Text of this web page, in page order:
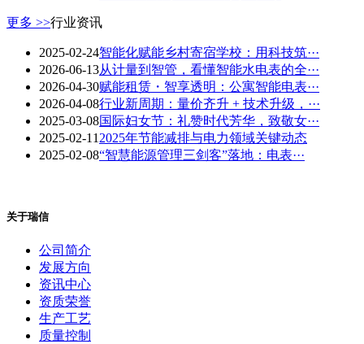
更多 >>行业资讯
2025-02-24智能化赋能乡村寄宿学校：用科技筑···
2026-06-13从计量到智管，看懂智能水电表的全···
2026-04-30赋能租赁・智享透明：公寓智能电表···
2026-04-08行业新周期：量价齐升 + 技术升级，···
2025-03-08国际妇女节：礼赞时代芳华，致敬女···
2025-02-11 2025年节能减排与电力领域关键动态
2025-02-08“智慧能源管理三剑客”落地：电表···
关于瑞信
公司简介
发展方向
资讯中心
资质荣誉
生产工艺
质量控制